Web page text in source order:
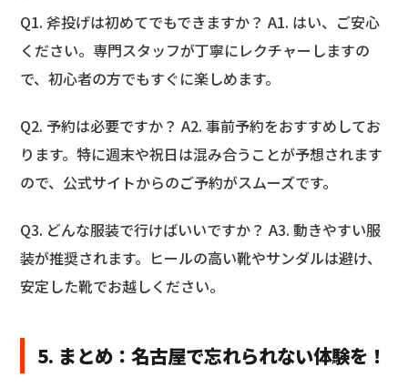
Q1. 斧投げは初めてでもできますか？ A1. はい、ご安心
ください。専門スタッフが丁寧にレクチャーしますの
で、初心者の方でもすぐに楽しめます。
Q2. 予約は必要ですか？ A2. 事前予約をおすすめしてお
ります。特に週末や祝日は混み合うことが予想されます
ので、公式サイトからのご予約がスムーズです。
Q3. どんな服装で行けばいいですか？ A3. 動きやすい服
装が推奨されます。ヒールの高い靴やサンダルは避け、
安定した靴でお越しください。
5. まとめ：名古屋で忘れられない体験を！